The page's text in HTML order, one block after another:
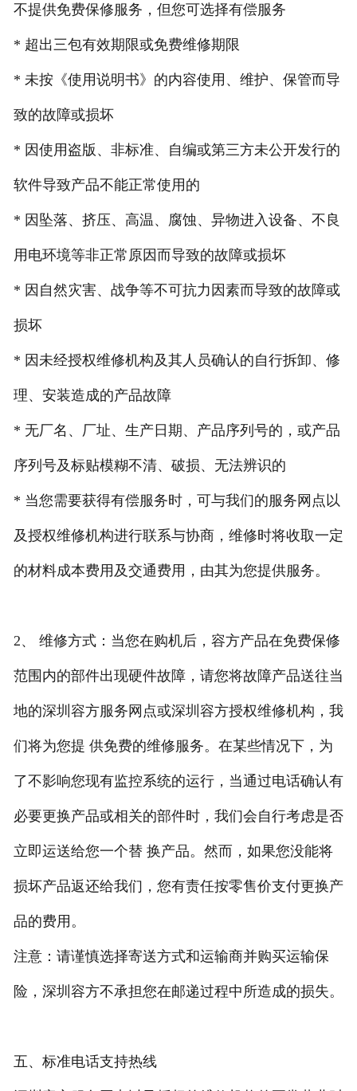
不提供免费保修服务，但您可选择有偿服务
* 超出三包有效期限或免费维修期限
* 未按《使用说明书》的内容使用、维护、保管而导
致的故障或损坏
* 因使用盗版、非标准、自编或第三方未公开发行的
软件导致产品不能正常使用的
* 因坠落、挤压、高温、腐蚀、异物进入设备、不良
用电环境等非正常原因而导致的故障或损坏
* 因自然灾害、战争等不可抗力因素而导致的故障或
损坏
* 因未经授权维修机构及其人员确认的自行拆卸、修
理、安装造成的产品故障
* 无厂名、厂址、生产日期、产品序列号的，或产品
序列号及标贴模糊不清、破损、无法辨识的
* 当您需要获得有偿服务时，可与我们的服务网点以
及授权维修机构进行联系与协商，维修时将收取一定
的材料成本费用及交通费用，由其为您提供服务。
2、 维修方式：当您在购机后，容方产品在免费保修
范围内的部件出现硬件故障，请您将故障产品送往当
地的深圳容方服务网点或深圳容方授权维修机构，我
们将为您提 供免费的维修服务。在某些情况下，为
了不影响您现有监控系统的运行，当通过电话确认有
必要更换产品或相关的部件时，我们会自行考虑是否
立即运送给您一个替 换产品。然而，如果您没能将
损坏产品返还给我们，您有责任按零售价支付更换产
品的费用。
注意：请谨慎选择寄送方式和运输商并购买运输保
险，深圳容方不承担您在邮递过程中所造成的损失。
五、标准电话支持热线